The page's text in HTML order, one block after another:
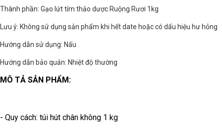
Thành phần: Gạo lứt tím thảo dược Ruộng Rươi 1kg
Lưu ý: Không sử dụng sản phẩm khi hết date hoặc có dấu hiệu hư hỏng
Hướng dẫn sử dụng: Nấu
Hướng dẫn bảo quản: Nhiệt độ thường
MÔ TẢ SẢN PHẨM:
- Quy cách: túi hút chân không 1 kg